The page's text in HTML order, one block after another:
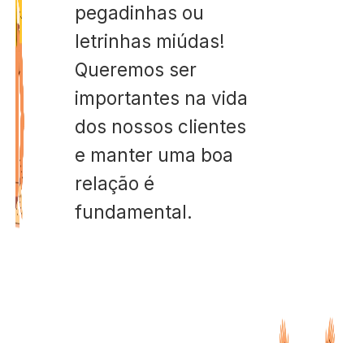
pegadinhas ou
letrinhas miúdas!
Queremos ser
importantes na vida
dos nossos clientes
e manter uma boa
relação é
fundamental.